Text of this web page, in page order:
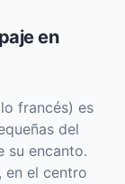
en
francés) es
del
su encanto.
en el centro